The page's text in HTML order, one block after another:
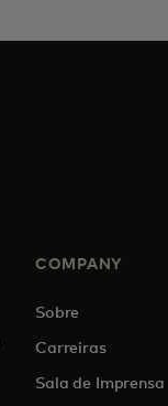
COMPANY
Sobre
Carreiras
Sala de Imprensa